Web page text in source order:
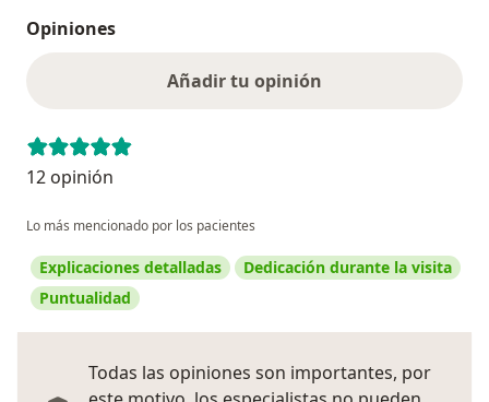
Opiniones
Añadir tu opinión
12 opinión
Lo más mencionado por los pacientes
Explicaciones detalladas
Dedicación durante la visita
Puntualidad
Todas las opiniones son importantes, por